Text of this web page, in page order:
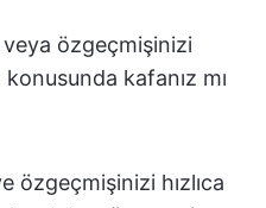
veya özgeçmişinizi
kafanız mı
özgeçmişinizi hızlıca